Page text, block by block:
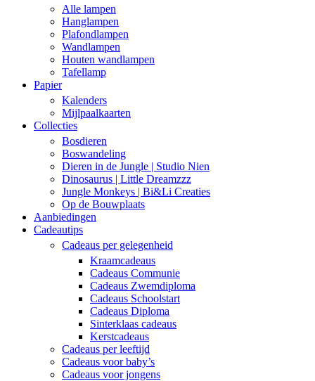
Alle lampen
Hanglampen
Plafondlampen
Wandlampen
Houten wandlampen
Tafellamp
Papier
Kalenders
Mijlpaalkaarten
Collecties
Bosdieren
Boswandeling
Dieren in de Jungle | Studio Nien
Dinosaurus | Little Dreamzzz
Jungle Monkeys | Bi&Li Creaties
Op de Bouwplaats
Aanbiedingen
Cadeautips
Cadeaus per gelegenheid
Kraamcadeaus
Cadeaus Communie
Cadeaus Zwemdiploma
Cadeaus Schoolstart
Cadeaus Diploma
Sinterklaas cadeaus
Kerstcadeaus
Cadeaus per leeftijd
Cadeaus voor baby’s
Cadeaus voor jongens